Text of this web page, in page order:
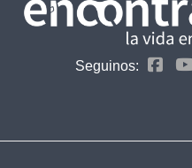
Seguinos: